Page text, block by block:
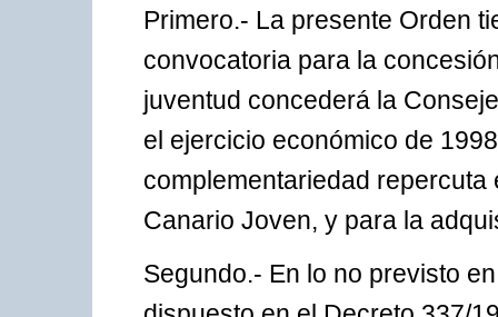
Primero.- La presente Orden
convocatoria para la
juventud concederá la
el ejercicio económico de
complementariedad
Canario Joven, y para la
Segundo.- En lo no previsto